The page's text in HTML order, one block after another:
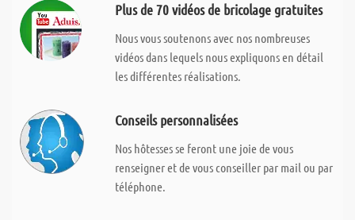
Plus de 70 vidéos de bricolage gratuites
Nous vous soutenons avec nos nombreuses
vidéos dans lequels nous expliquons en détail
les différentes réalisations.
Conseils personnalisées
Nos hôtesses se feront une joie de vous
renseigner et de vous conseiller par mail ou par
téléphone.